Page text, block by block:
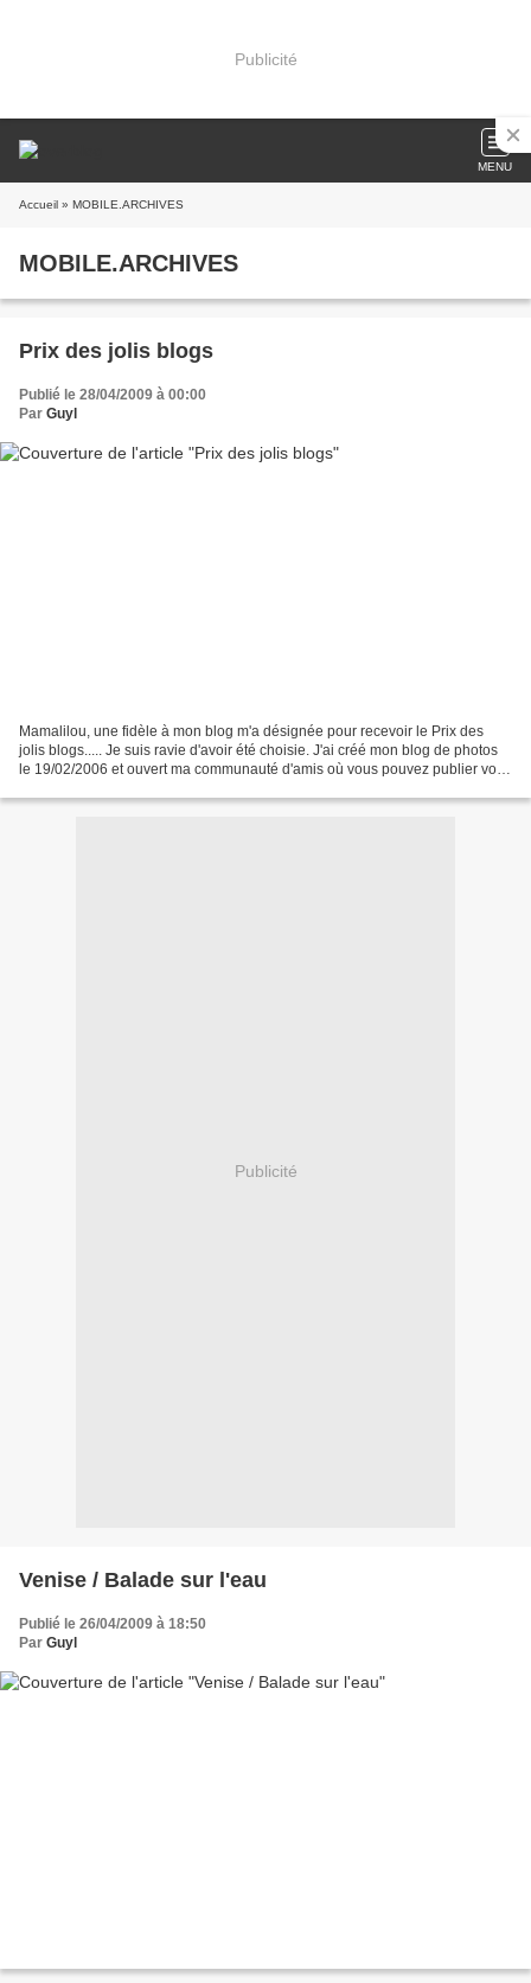
Publicité
MENU
Accueil » MOBILE.ARCHIVES
MOBILE.ARCHIVES
Prix des jolis blogs
Publié le 28/04/2009 à 00:00
Par Guyl
Mamalilou, une fidèle à mon blog m'a désignée pour recevoir le Prix des
jolis blogs..... Je suis ravie d'avoir été choisie. J'ai créé mon blog de photos
le 19/02/2006 et ouvert ma communauté d'amis où vous pouvez publier vos
Publicité
Venise / Balade sur l'eau
Publié le 26/04/2009 à 18:50
Par Guyl